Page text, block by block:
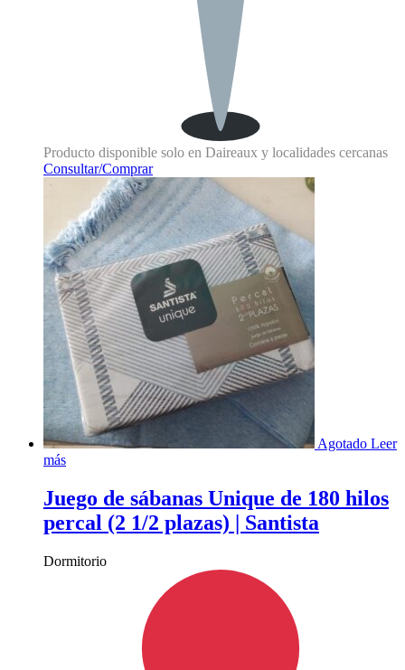
Producto disponible solo en Daireaux y localidades cercanas
Consultar/Comprar
Agotado Leer
más
Juego de sábanas Unique de 180 hilos
percal (2 1/2 plazas) | Santista
Dormitorio